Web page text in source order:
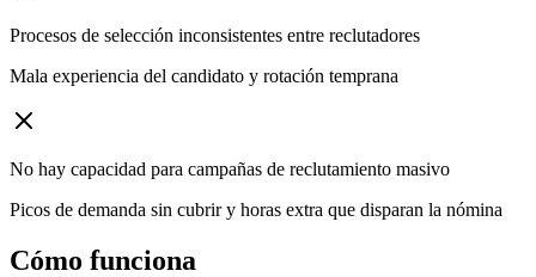
Procesos de selección inconsistentes entre reclutadores
Mala experiencia del candidato y rotación temprana
No hay capacidad para campañas de reclutamiento masivo
Picos de demanda sin cubrir y horas extra que disparan la nómina
Cómo funciona